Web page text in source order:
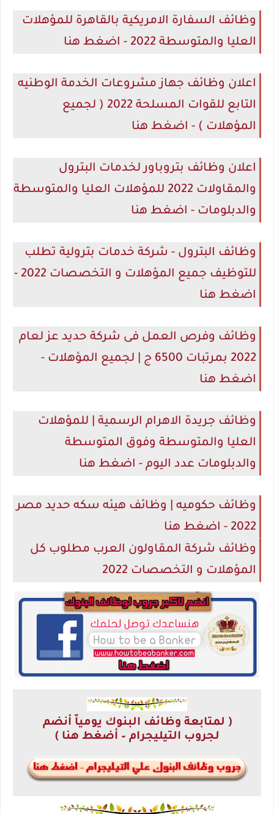
وظائف السفارة الامريكية بالقاهرة للمؤهلات
العليا والمتوسطة 2022 - اضغط هنا
اعلان وظائف جهاز مشروعات الخدمة الوطنيه
التابع للقوات المسلحة 2022 ( لجميع
المؤهلات ) - اضغط هنا
اعلان وظائف بتروباور لخدمات البترول
والمقاولات 2022 للمؤهلات العليا والمتوسطة
والدبلومات - اضغط هنا
وظائف البترول - شركة خدمات بترولية تطلب
للتوظيف جميع المؤهلات و التخصصات 2022 -
اضغط هنا
وظائف وفرص العمل فى شركة حديد عز لعام
2022 بمرتبات 6500 ج | لجميع المؤهلات -
اضغط هنا
وظائف جريدة الاهرام الرسمية | للمؤهلات
العليا والمتوسطة وفوق المتوسطة
والدبلومات عدد اليوم - اضغط هنا
وظائف حكوميه | وظائف هيئه سكه حديد مصر
2022 - اضغط هنا
وظائف شركة المقاولون العرب مطلوب كل
المؤهلات و التخصصات 2022
( لمتابعة وظائف البنوك يومياّ أنضم
لجروب التيليجرام – أضغط هنا )